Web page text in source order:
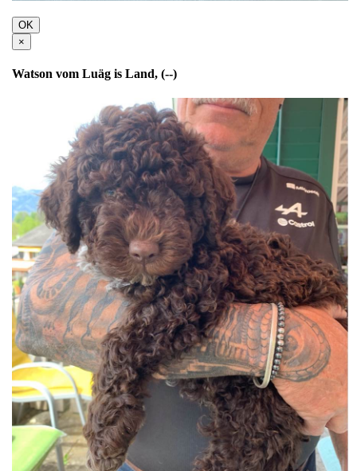
OK
×
Watson vom Luäg is Land, (--)